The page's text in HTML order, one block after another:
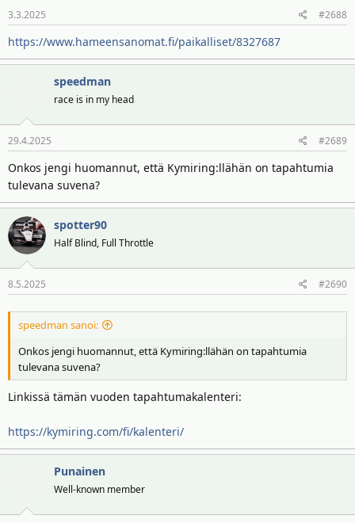
3.3.2025 #2688
https://www.hameensanomat.fi/paikalliset/8327687
speedman
race is in my head
29.4.2025 #2689
Onkos jengi huomannut, että Kymiring:llähän on tapahtumia
tulevana suvena?
spotter90
Half Blind, Full Throttle
8.5.2025 #2690
speedman sanoi:
Onkos jengi huomannut, että Kymiring:llähän on tapahtumia
tulevana suvena?
Linkissä tämän vuoden tapahtumakalenteri:
https://kymiring.com/fi/kalenteri/
Punainen
Well-known member